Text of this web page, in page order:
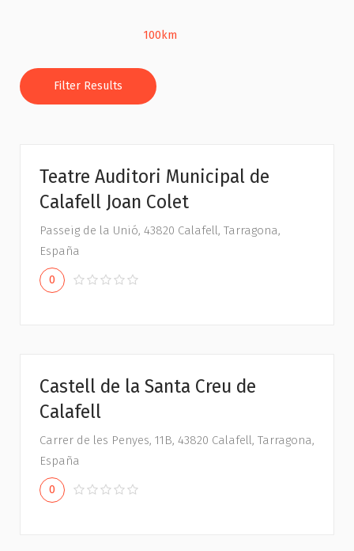
100km
Filter Results
Teatre Auditori Municipal de
Calafell Joan Colet
Passeig de la Unió, 43820 Calafell, Tarragona,
España
0
Castell de la Santa Creu de
Calafell
Carrer de les Penyes, 11B, 43820 Calafell, Tarragona,
España
0